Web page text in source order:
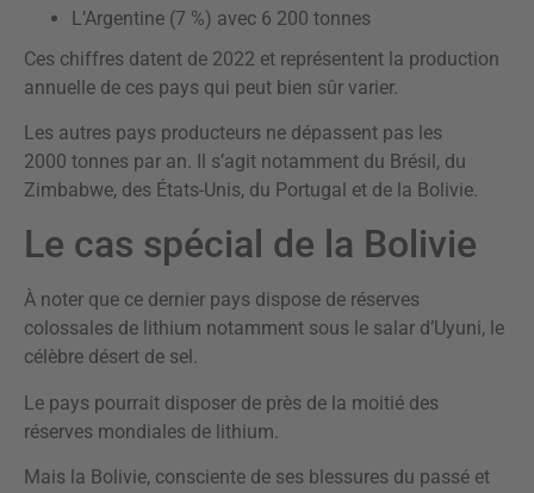
L’Argentine (7 %) avec 6 200 tonnes
Ces chiffres datent de 2022 et représentent la production
annuelle de ces pays qui peut bien sûr varier.
Les autres pays producteurs ne dépassent pas les
2000 tonnes par an. Il s’agit notamment du Brésil, du
Zimbabwe, des États-Unis, du Portugal et de la Bolivie.
Le cas spécial de la Bolivie
À noter que ce dernier pays dispose de réserves
colossales de lithium notamment sous le salar d’Uyuni, le
célèbre désert de sel.
Le pays pourrait disposer de près de la moitié des
réserves mondiales de lithium.
Mais la Bolivie, consciente de ses blessures du passé et